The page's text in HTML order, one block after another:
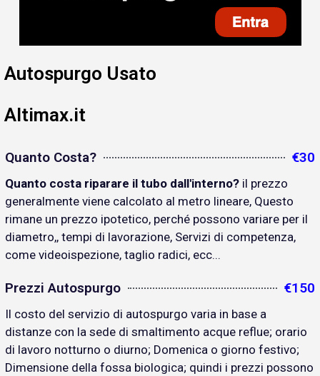
Autospurgo Usato
Altimax.it
Quanto Costa? €30
Quanto costa riparare il tubo dall'interno? il prezzo
generalmente viene calcolato al metro lineare, Questo
rimane un prezzo ipotetico, perché possono variare per il
diametro,, tempi di lavorazione, Servizi di competenza,
come videoispezione, taglio radici, ecc...
Prezzi Autospurgo €150
Il costo del servizio di autospurgo varia in base a
distanze con la sede di smaltimento acque reflue; orario
di lavoro notturno o diurno; Domenica o giorno festivo;
Dimensione della fossa biologica; quindi i prezzi possono